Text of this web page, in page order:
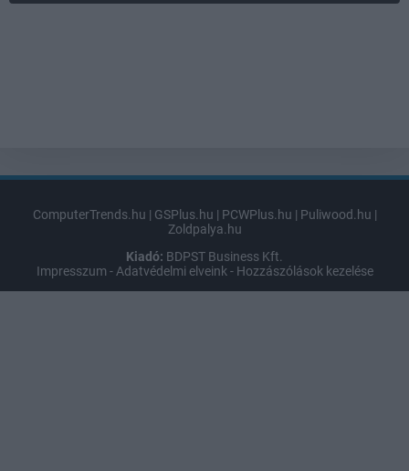
ComputerTrends.hu | GSPlus.hu | PCWPlus.hu | Puliwood.hu |
Zoldpalya.hu
Kiadó: BDPST Business Kft.
Impresszum - Adatvédelmi elveink - Hozzászólások kezelése